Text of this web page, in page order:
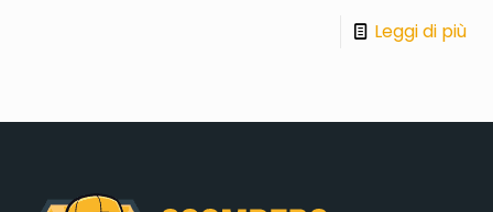
Leggi di più